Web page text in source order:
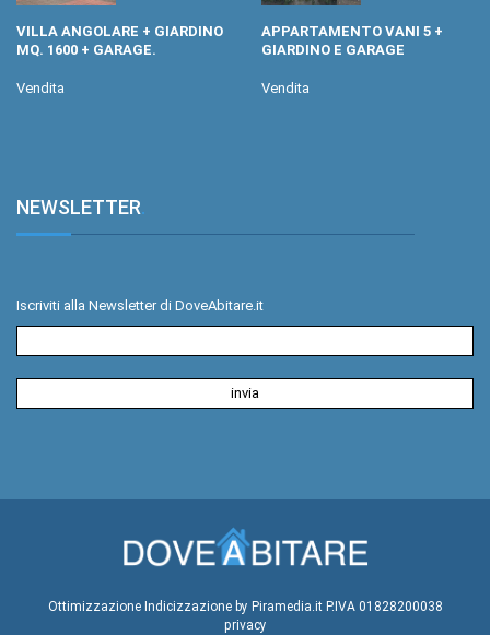
VILLA ANGOLARE + GIARDINO
MQ. 1600 + GARAGE.
Vendita
APPARTAMENTO VANI 5 +
GIARDINO E GARAGE
Vendita
NEWSLETTER.
Iscriviti alla Newsletter di DoveAbitare.it
Ottimizzazione Indicizzazione by Piramedia.itP.IVA 01828200038
privacy